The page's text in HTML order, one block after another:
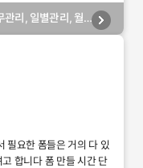
관리, 일별관리, 월
필요한 폼들은 거의 다 있
합니다 폼 만들 시간 단